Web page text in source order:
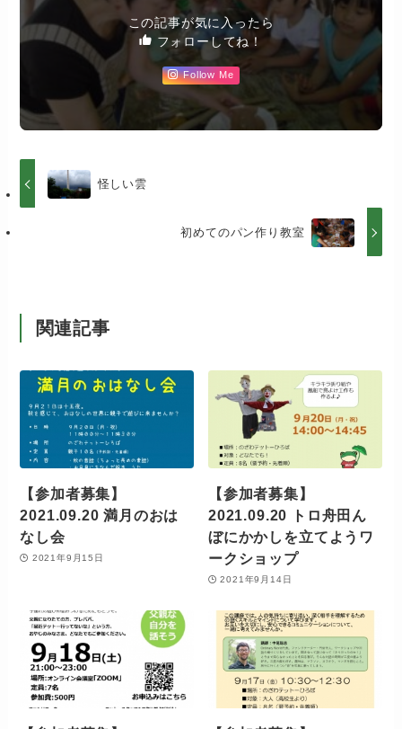
この記事が気に入ったら
フォローしてね！
Follow Me
怪しい雲
初めてのパン作り教室
関連記事
【参加者募集】
2021.09.20 満月のおは
なし会
2021年9月15日
【参加者募集】
2021.09.20 トロ舟田ん
ぼにかかしを立てようワ
ークショップ
2021年9月14日